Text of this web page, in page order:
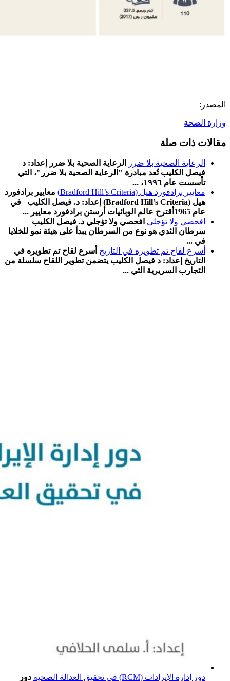
المصدر:
وزارة الصحة
مقالات ذات صلة
الرعاية الصحية بلا ضرر
الرعاية الصحية بلا ضرر إعداد: د
فيصل الكليب تُعد مبادرة "الرعاية الصحية بلا ضرر"، التي
تأسست عام ١٩٩٦، ...
معايير برادفورد هيل (Bradford Hill’s Criteria)
معايير برادفورد
هيل (Bradford Hill’s Criteria) إعداد: د. فيصل الكليب في
عام 1965أقترح عالم الوبائيات أرستن برادفورد معايير ...
افحصي ولا تؤجلي افحصي ولا تؤجلي د. فيصل الكليب
سرطان الثدي هو نوع من السرطان يبدأ على هيئة نمو للخلايا
في ...
أسرع لقاح تم تطویره في التاریخ أسرع لقاح تم تطویره في
التاریخ إعداد: د فیصل الكلیب یتضمن تطویر اللقاح سلسلة من
التجارب السریریة التي ...
دور إدارة الإيرادات (RCM) في تحقيق العدالة الصحية
دور